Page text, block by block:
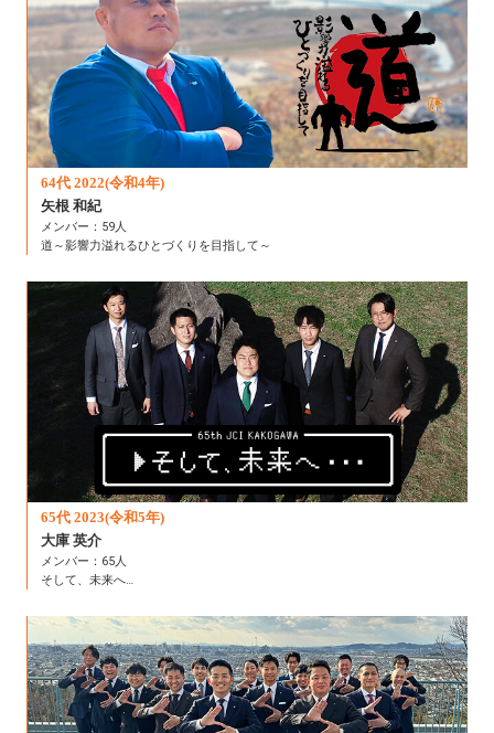
64代 2022(令和4年)
矢根 和紀
メンバー：59人
道～影響力溢れるひとづくりを目指して～
65代 2023(令和5年)
大庫 英介
メンバー：65人
そして、未来へ…